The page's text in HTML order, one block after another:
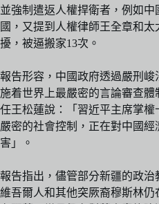
並強制遣返人權捍衛者，例如
國，又提到人權律師王全章和
擾，被逼搬家13次。
報告形容，中國政府透過嚴刑
施着世界上最嚴密的言論審查
任王松蓮說：「習近平主席掌
嚴密的社會控制，正在對中國
害」。
報告指出，儘管部分新疆的政
維吾爾人和其他突厥裔穆斯林